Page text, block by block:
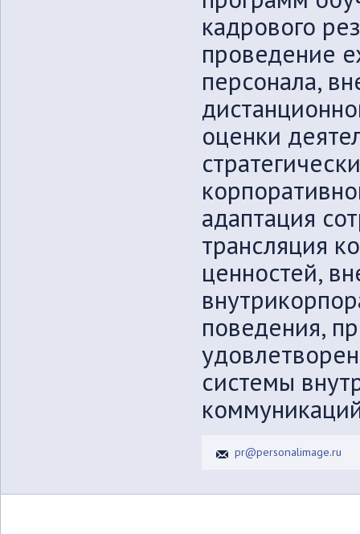
кадрового
проведение
персонала,
оценки
адаптация
трансляция
ценностей,
поведения,
системы
pr@personalimage.ru